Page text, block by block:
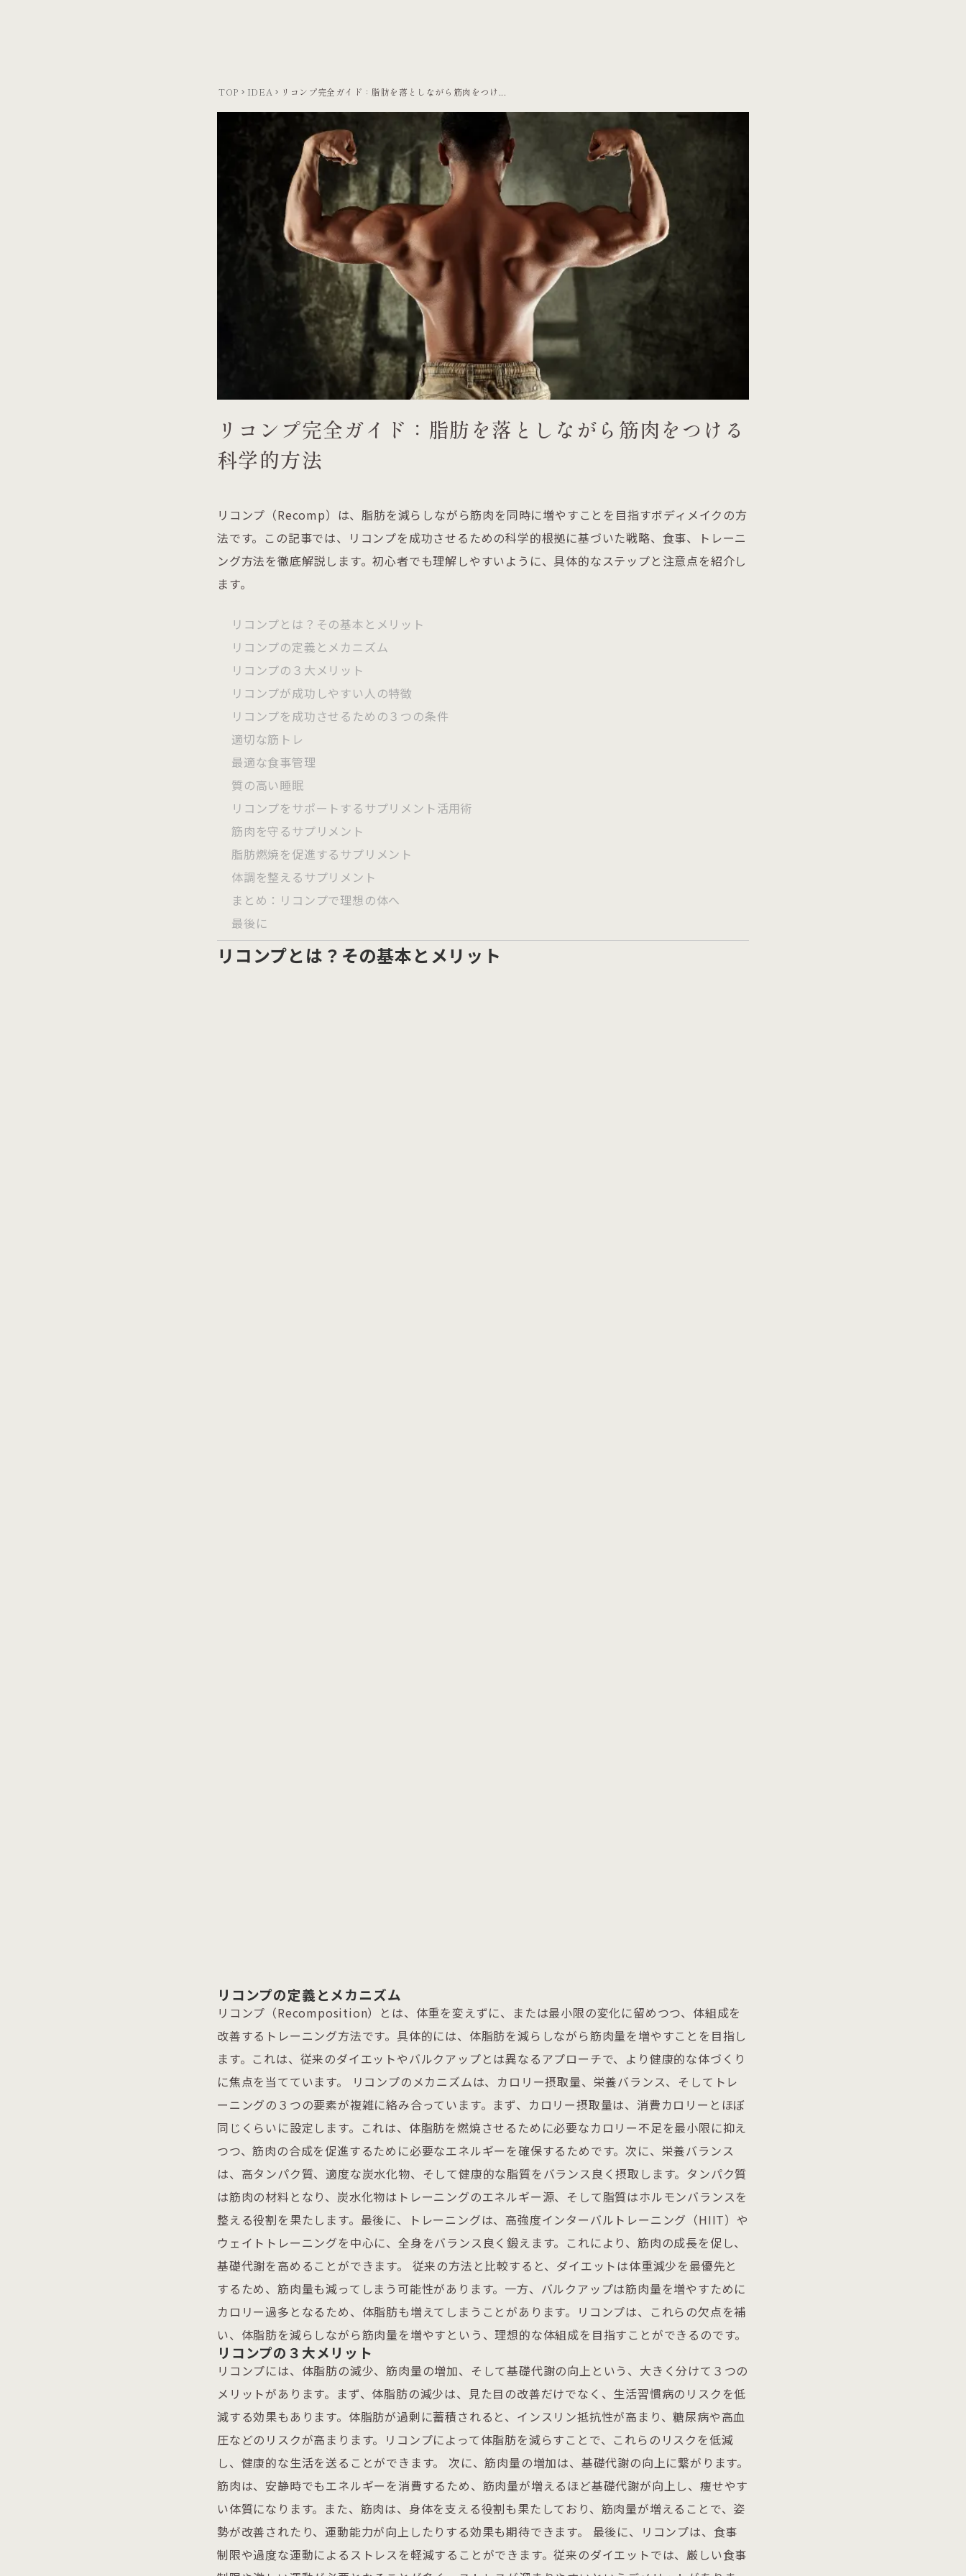
TOP keyboard_arrow_right IDEA keyboard_arrow_right リコンプ完全ガイド：脂肪を落としながら筋肉をつけ...
リコンプ完全ガイド：脂肪を落としながら筋肉をつける
科学的方法
リコンプ（Recomp）は、脂肪を減らしながら筋肉を同時に増やすことを目指すボディメイクの方
法です。この記事では、リコンプを成功させるための科学的根拠に基づいた戦略、食事、トレーニ
ング方法を徹底解説します。初心者でも理解しやすいように、具体的なステップと注意点を紹介し
ます。
リコンプとは？その基本とメリット
リコンプの定義とメカニズム
リコンプの３大メリット
リコンプが成功しやすい人の特徴
リコンプを成功させるための３つの条件
適切な筋トレ
最適な食事管理
質の高い睡眠
リコンプをサポートするサプリメント活用術
筋肉を守るサプリメント
脂肪燃焼を促進するサプリメント
体調を整えるサプリメント
まとめ：リコンプで理想の体へ
最後に
リコンプとは？その基本とメリット
リコンプの定義とメカニズム
リコンプ（Recomposition）とは、体重を変えずに、または最小限の変化に留めつつ、体組成を
改善するトレーニング方法です。具体的には、体脂肪を減らしながら筋肉量を増やすことを目指し
ます。これは、従来のダイエットやバルクアップとは異なるアプローチで、より健康的な体づくり
に焦点を当てています。 リコンプのメカニズムは、カロリー摂取量、栄養バランス、そしてトレ
ーニングの３つの要素が複雑に絡み合っています。まず、カロリー摂取量は、消費カロリーとほぼ
同じくらいに設定します。これは、体脂肪を燃焼させるために必要なカロリー不足を最小限に抑え
つつ、筋肉の合成を促進するために必要なエネルギーを確保するためです。次に、栄養バランス
は、高タンパク質、適度な炭水化物、そして健康的な脂質をバランス良く摂取します。タンパク質
は筋肉の材料となり、炭水化物はトレーニングのエネルギー源、そして脂質はホルモンバランスを
整える役割を果たします。最後に、トレーニングは、高強度インターバルトレーニング（HIIT）や
ウェイトトレーニングを中心に、全身をバランス良く鍛えます。これにより、筋肉の成長を促し、
基礎代謝を高めることができます。 従来の方法と比較すると、ダイエットは体重減少を最優先と
するため、筋肉量も減ってしまう可能性があります。一方、バルクアップは筋肉量を増やすために
カロリー過多となるため、体脂肪も増えてしまうことがあります。リコンプは、これらの欠点を補
い、体脂肪を減らしながら筋肉量を増やすという、理想的な体組成を目指すことができるのです。
リコンプの３大メリット
リコンプには、体脂肪の減少、筋肉量の増加、そして基礎代謝の向上という、大きく分けて３つの
メリットがあります。まず、体脂肪の減少は、見た目の改善だけでなく、生活習慣病のリスクを低
減する効果もあります。体脂肪が過剰に蓄積されると、インスリン抵抗性が高まり、糖尿病や高血
圧などのリスクが高まります。リコンプによって体脂肪を減らすことで、これらのリスクを低減
し、健康的な生活を送ることができます。 次に、筋肉量の増加は、基礎代謝の向上に繋がります。
筋肉は、安静時でもエネルギーを消費するため、筋肉量が増えるほど基礎代謝が向上し、痩せやす
い体質になります。また、筋肉は、身体を支える役割も果たしており、筋肉量が増えることで、姿
勢が改善されたり、運動能力が向上したりする効果も期待できます。 最後に、リコンプは、食事
制限や過度な運動によるストレスを軽減することができます。従来のダイエットでは、厳しい食事